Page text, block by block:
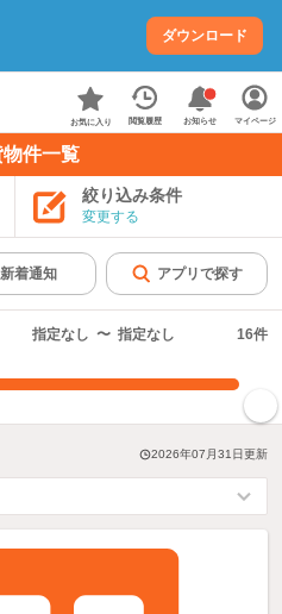
ダウンロード
お気に入り 閲覧履歴 お知らせ マイページ
件一覧
絞り込み条件
変更する
新着通知 アプリで探す
指定なし 〜 指定なし 16件
2026年07月31日更新